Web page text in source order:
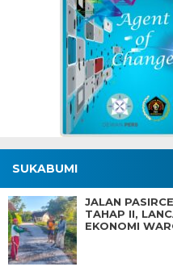
SUKABUMI
JALAN
TAHAP II,
EKONOMI